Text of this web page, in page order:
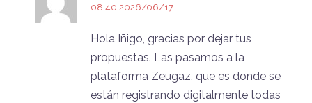
08:40 2026/06/17
Hola Iñigo, gracias por dejar tus
propuestas. Las pasamos a la
plataforma Zeugaz, que es donde se
están registrando digitalmente todas